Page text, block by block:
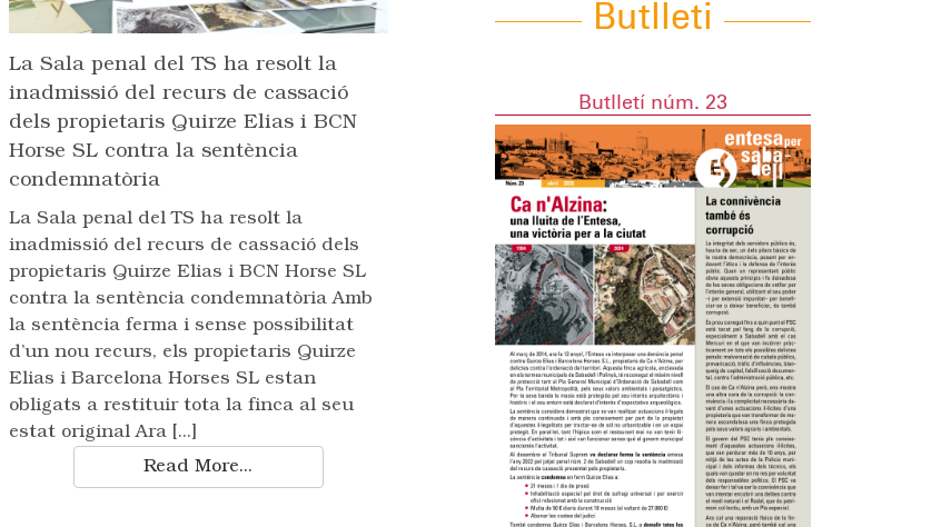
La Sala penal del TS ha resolt la
inadmissió del recurs de cassació
dels propietaris Quirze Elias i BCN
Horse SL contra la sentència
condemnatòria
La Sala penal del TS ha resolt la
inadmissió del recurs de cassació dels
propietaris Quirze Elias i BCN Horse SL
contra la sentència condemnatòria Amb
la sentència ferma i sense possibilitat
d’un nou recurs, els propietaris Quirze
Elias i Barcelona Horses SL estan
obligats a restituir tota la finca al seu
estat original Ara [...]
Read More...
Butlleti
Butlletí núm. 23